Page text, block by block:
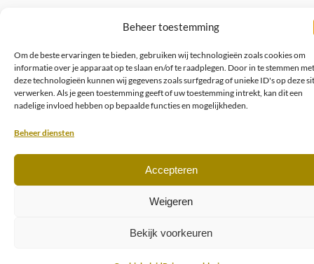
Beheer toestemming
Om de beste ervaringen te bieden, gebruiken wij technologieën zoals cookies om
informatie over je apparaat op te slaan en/of te raadplegen. Door in te stemmen met
deze technologieën kunnen wij gegevens zoals surfgedrag of unieke ID's op deze
verwerken. Als je geen toestemming geeft of uw toestemming intrekt, kan dit een
nadelige invloed hebben op bepaalde functies en mogelijkheden.
Beheer diensten
Accepteren
Weigeren
Bekijk voorkeuren